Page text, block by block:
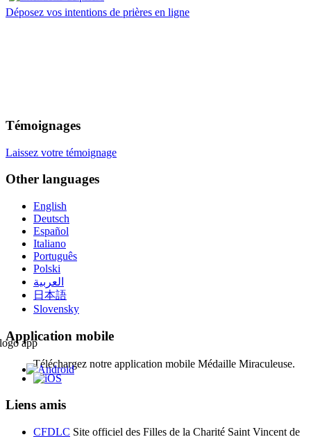
Déposez vos intentions de prières en ligne
Témoignages
Laissez votre témoignage
Other languages
English
Deutsch
Español
Italiano
Português
Polski
العربية
日本語
Slovensky
Application mobile
Téléchargez notre application mobile Médaille Miraculeuse.
Liens amis
CFDLC Site officiel des Filles de la Charité Saint Vincent de